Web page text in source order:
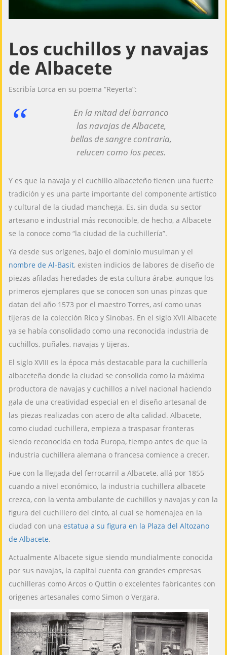
Los cuchillos y navajas
de Albacete
Escribía Lorca en su poema “Reyerta”:
En la mitad del barranco
las navajas de Albacete,
bellas de sangre contraria,
relucen como los peces.
Y es que la navaja y el cuchillo albaceteño tienen una fuerte
tradición y es una parte importante del componente artístico
y cultural de la ciudad manchega. Es, sin duda, su sector
artesano e industrial más reconocible, de hecho, a Albacete
se la conoce como “la ciudad de la cuchillería”.
Ya desde sus orígenes, bajo el dominio musulman y el
nombre de Al-Basit, existen indicios de labores de diseño de
piezas afiladas heredades de esta cultura árabe, aunque los
primeros ejemplares que se conocen son unas pinzas que
datan del año 1573 por el maestro Torres, así como unas
tijeras de la colección Rico y Sinobas. En el siglo XVII Albacete
ya se había consolidado como una reconocida industria de
cuchillos, puñales, navajas y tijeras.
El siglo XVIII es la época más destacable para la cuchillería
albaceteña donde la ciudad se consolida como la máxima
productora de navajas y cuchillos a nivel nacional haciendo
gala de una creatividad especial en el diseño artesanal de
las piezas realizadas con acero de alta calidad. Albacete,
como ciudad cuchillera, empieza a traspasar fronteras
siendo reconocida en toda Europa, tiempo antes de que la
industria cuchillera alemana o francesa comience a crecer.
Fue con la llegada del ferrocarril a Albacete, allá por 1855
cuando a nivel económico, la industria cuchillera albacete
crezca, con la venta ambulante de cuchillos y navajas y con la
figura del cuchillero del cinto, al cual se homenajea en la
ciudad con unaestatua a su figura en la Plaza del Altozano
de Albacete.
Actualmente Albacete sigue siendo mundialmente conocida
por sus navajas, la capital cuenta con grandes empresas
cuchilleras como Arcos o Quttin o excelentes fabricantes con
origenes artesanales como Simon o Vergara.